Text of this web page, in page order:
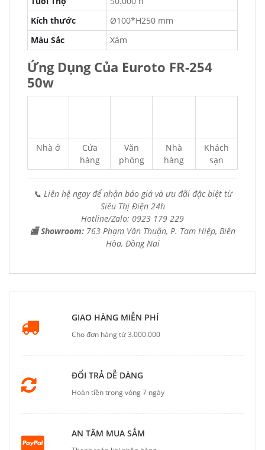
Kích thước
Ø100*H250 mm
Màu Sắc
Xám
Ứng Dụng Của Euroto FR-254
50w
Nhà ở
Cửa
hàng
Văn
phòng
Nhà
hàng
Khách
sạn
📞 Liên hệ ngay để nhận báo giá và ưu đãi đặc biệt từ
Siêu Thị Điện 24h
Hotline/Zalo: 0923 179 229
🏬 Showroom: 763 Phạm Văn Thuận, P. Tam Hiệp, Biên
Hòa, Đồng Nai
GIAO HÀNG MIỄN PHÍ
Cho đơn hàng từ 3.000.000
ĐỔI TRẢ DỄ DÀNG
Hoàn tiền trong vòng 7 ngày
AN TÂM MUA SẮM